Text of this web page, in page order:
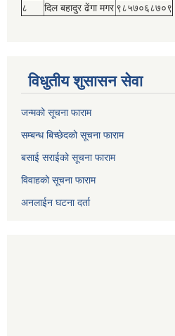
८
दिल बहादुर ढेंगा मगर ९८५७०६८७०९
विधुतीय शुसासन सेवा
जन्मको सूचना फाराम
सम्बन्ध बिच्छेदको सूचना फाराम
बसाई सराईको सूचना फाराम
विवाहको सूचना फाराम
अनलाईन घटना दर्ता